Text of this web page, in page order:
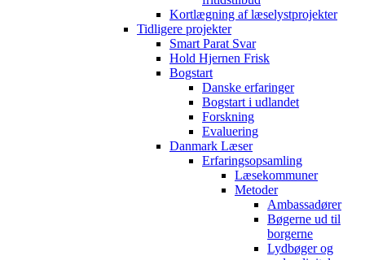
Kortlægning af læselystprojekter
Tidligere projekter
Smart Parat Svar
Hold Hjernen Frisk
Bogstart
Danske erfaringer
Bogstart i udlandet
Forskning
Evaluering
Danmark Læser
Erfaringsopsamling
Læsekommuner
Metoder
Ambassadører
Bøgerne ud til
borgerne
Lydbøger og